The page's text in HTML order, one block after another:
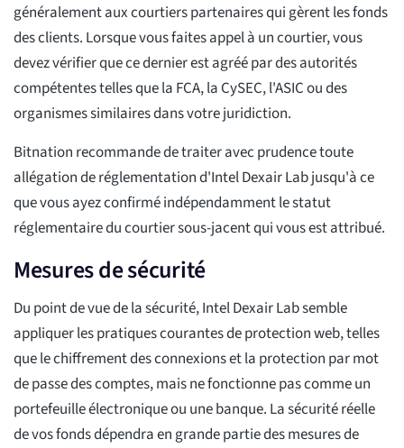
généralement aux courtiers partenaires qui gèrent les fonds
des clients. Lorsque vous faites appel à un courtier, vous
devez vérifier que ce dernier est agréé par des autorités
compétentes telles que la FCA, la CySEC, l'ASIC ou des
organismes similaires dans votre juridiction.
Bitnation recommande de traiter avec prudence toute
allégation de réglementation d'Intel Dexair Lab jusqu'à ce
que vous ayez confirmé indépendamment le statut
réglementaire du courtier sous-jacent qui vous est attribué.
Mesures de sécurité
Du point de vue de la sécurité, Intel Dexair Lab semble
appliquer les pratiques courantes de protection web, telles
que le chiffrement des connexions et la protection par mot
de passe des comptes, mais ne fonctionne pas comme un
portefeuille électronique ou une banque. La sécurité réelle
de vos fonds dépendra en grande partie des mesures de